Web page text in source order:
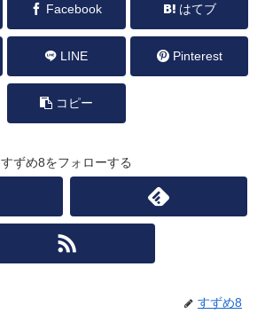
Facebook はてブ
LINE Pinterest
コピー
すずめ8をフォローする
すずめ8